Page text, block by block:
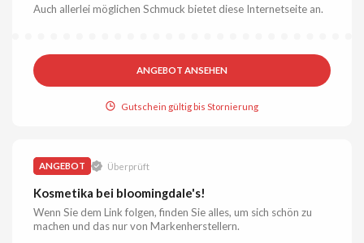
Auch allerlei möglichen Schmuck bietet diese Internetseite an.
ANGEBOT ANSEHEN
Gutschein gültig bis Stornierung
ANGEBOT Überprüft
Kosmetika bei bloomingdale's!
Wenn Sie dem Link folgen, finden Sie alles, um sich schön zu
machen und das nur von Markenherstellern.